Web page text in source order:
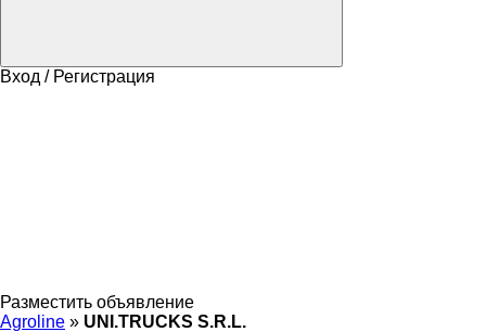
Вход / Регистрация
Разместить объявление
Agroline » UNI.TRUCKS S.R.L.